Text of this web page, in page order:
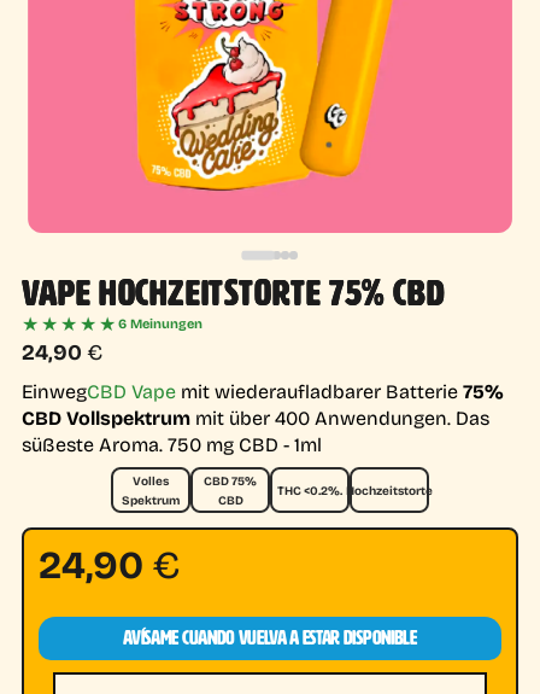
VAPE HOCHZEITSTORTE 75% CBD
★★★★★6 Meinungen
24,90€
EinwegCBD Vapemit wiederaufladbarer Batterie75%
CBD Vollspektrummit über 400 Anwendungen. Das
süßeste Aroma.750 mg CBD - 1ml
Volles
Spektrum
CBD 75%
CBD
THC <0.2%.Hochzeitstorte
24,90€
AVÍSAME CUANDO VUELVA A ESTAR DISPONIBLE